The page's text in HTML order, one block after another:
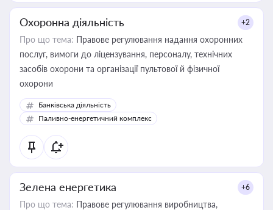
Охоронна діяльність +2
Про що тема: Правове регулювання надання охоронних
послуг, вимоги до ліцензування, персоналу, технічних
засобів охорони та організації пультової й фізичної
охорони
Банківська діяльність
Паливно-енергетичний комплекс
Зелена енергетика +6
Про що тема: Правове регулювання виробництва,